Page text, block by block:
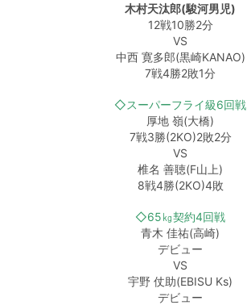
木村天汰郎(駿河男児)
12戦10勝2分
VS
中西 寛多郎(黒崎KANAO)
7戦4勝2敗1分
◇スーパーフライ級6回戦
厚地 嶺(大橋)
7戦3勝(2KO)2敗2分
VS
椎名 善聴(F山上)
8戦4勝(2KO)4敗
◇65㎏契約4回戦
青木 佳祐(高崎)
デビュー
VS
宇野 仗助(EBISU Ks)
デビュー